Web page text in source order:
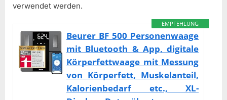
verwendet werden.
EMPFEHLUNG
Beurer BF 500 Personenwaage
mit Bluetooth & App, digitale
Körperfettwaage mit Messung
von Körperfett, Muskelanteil,
Kalorienbedarf etc., XL-